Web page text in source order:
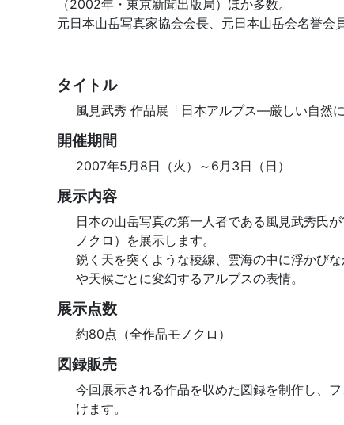
（2002年・東京新聞出版局）ほか多数。
元日本山岳写真家協会会長、元日本山岳会名誉会員
タイトル
風見武秀 作品展「日本アルプス―厳しい自然
開催期間
2007年5月8日（火）～6月3日（日）
展示内容
日本の山岳写真の第一人者である風見武秀氏
ノクロ）を展示します。
鋭く天を突くような稜線、雲海の中に浮かび
や天候ごとに変幻するアルプスの表情。
展示点数
約80点（全作品モノクロ）
図録販売
今回展示される作品を収めた図録を制作し、
けます。